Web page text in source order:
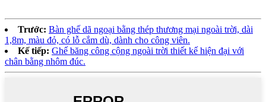
Trước: Bàn ghế dã ngoại bằng thép thương mại ngoài trời, dài
1,8m, màu đỏ, có lỗ cắm dù, dành cho công viên.
Kế tiếp: Ghế băng công cộng ngoài trời thiết kế hiện đại với
chân bằng nhôm đúc.